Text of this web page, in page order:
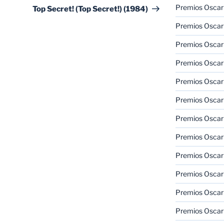
entrada
Top Secret! (Top Secret!) (1984) Premios
Premios
Premios
Premios
Premios
Premios
Premios
Premios
Premios
Premios
Premios
Premios